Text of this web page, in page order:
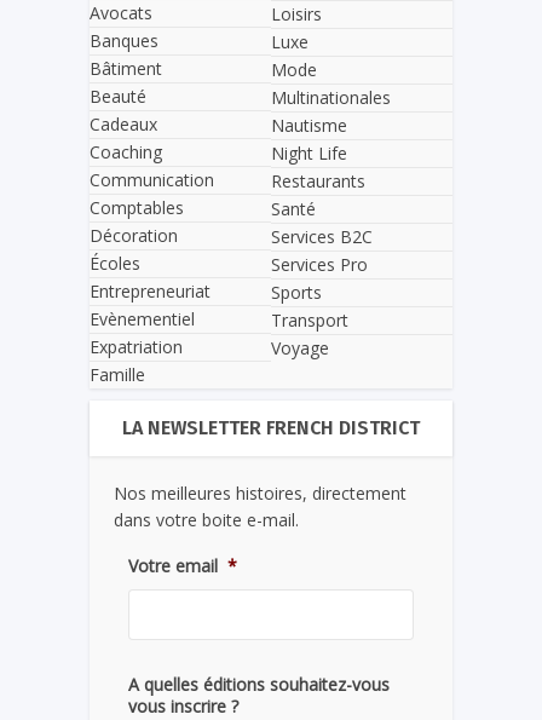
Avocats
Banques
Bâtiment
Beauté
Cadeaux
Coaching
Communication
Comptables
Décoration
Écoles
Entrepreneuriat
Evènementiel
Expatriation
Famille
Loisirs
Luxe
Mode
Multinationales
Nautisme
Night Life
Restaurants
Santé
Services B2C
Services Pro
Sports
Transport
Voyage
LA NEWSLETTER FRENCH DISTRICT
Nos meilleures histoires, directement
dans votre boite e-mail.
Votre email *
A quelles éditions souhaitez-vous
vous inscrire ?